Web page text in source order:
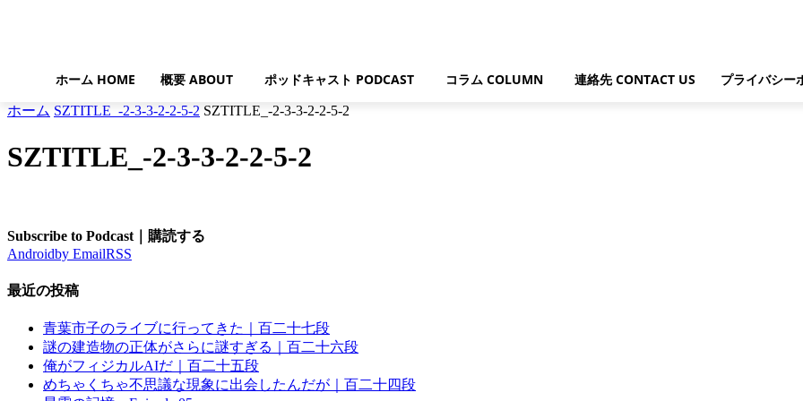
ホーム HOME 概要 ABOUT ポッドキャスト PODCAST コラム COLUMN 連絡先 CONTACT US プライバシー
ホーム SZTITLE_-2-3-3-2-2-5-2 SZTITLE_-2-3-3-2-2-5-2
SZTITLE_-2-3-3-2-2-5-2
Subscribe to Podcast｜購読する
Androidby EmailRSS
最近の投稿
青葉市子のライブに行ってきた｜百二十七段
謎の建造物の正体がさらに謎すぎる｜百二十六段
俺がフィジカルAIだ｜百二十五段
めちゃくちゃ不思議な現象に出会したんだが｜百二十四段